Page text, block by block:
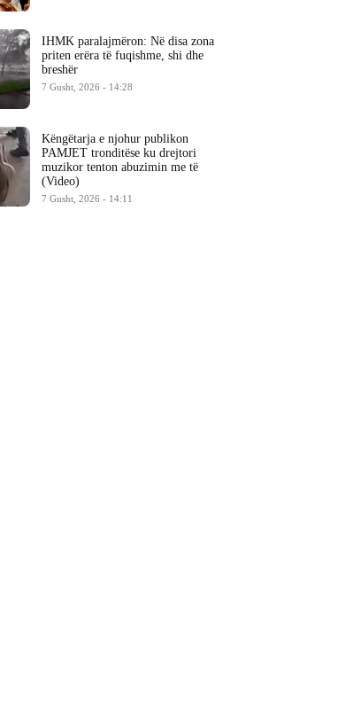
IHMK paralajmëron: Në disa zona
priten erëra të fuqishme, shi dhe
breshër
7 Gusht, 2026 - 14:28
Këngëtarja e njohur publikon
PAMJET tronditëse ku drejtori
muzikor tenton abuzimin me të
(Video)
7 Gusht, 2026 - 14:11